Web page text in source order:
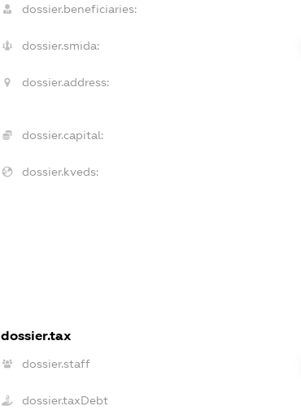
dossier.beneficiaries:
dossier.smida:
dossier.address:
dossier.capital:
dossier.kveds:
dossier.tax
dossier.staff
dossier.taxDebt